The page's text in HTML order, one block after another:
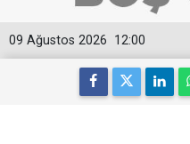
12:00
09 Ağustos 2026